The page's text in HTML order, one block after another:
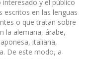
y el público
escritos en las lenguas
o que tratan sobre
la alemana, árabe,
italiana,
De este modo, a